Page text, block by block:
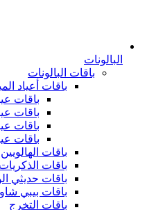
البالونات
باقات البالونات
باقات أعياد
باقات
باقات
باقات
باقات
باقات الهالويين
باقات
باقات حديثي
باقات بيبي
باقات التخرج